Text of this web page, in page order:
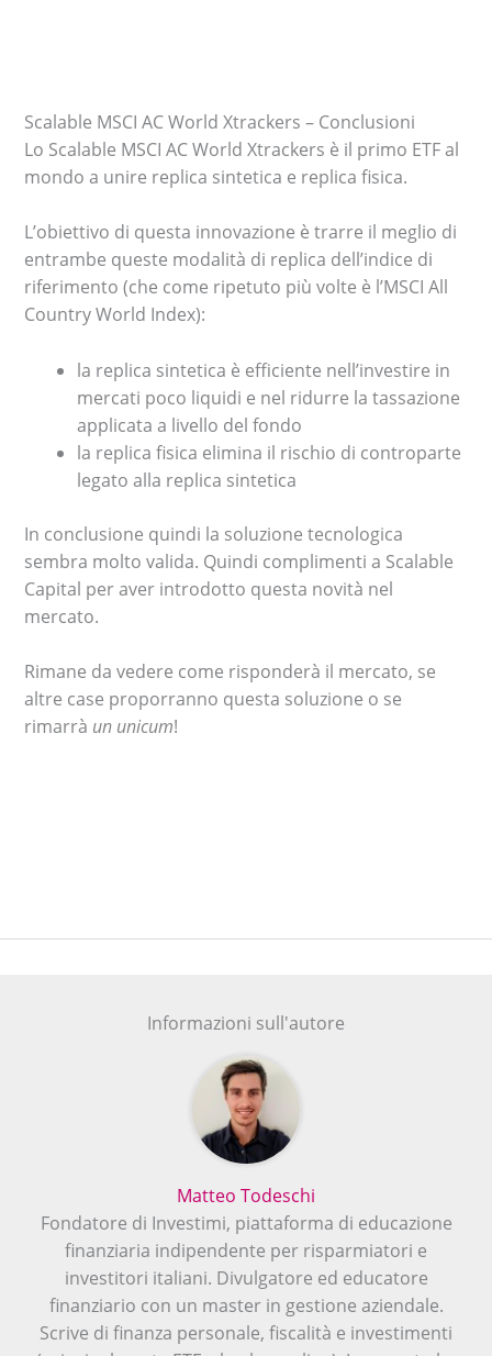
Scalable MSCI AC World Xtrackers – Conclusioni
Lo Scalable MSCI AC World Xtrackers è il primo ETF al
mondo a unire replica sintetica e replica fisica.
L’obiettivo di questa innovazione è trarre il meglio di
entrambe queste modalità di replica dell’indice di
riferimento (che come ripetuto più volte è l’MSCI All
Country World Index):
la replica sintetica è efficiente nell’investire in
mercati poco liquidi e nel ridurre la tassazione
applicata a livello del fondo
la replica fisica elimina il rischio di controparte
legato alla replica sintetica
In conclusione quindi la soluzione tecnologica
sembra molto valida. Quindi complimenti a Scalable
Capital per aver introdotto questa novità nel
mercato.
Rimane da vedere come risponderà il mercato, se
altre case proporranno questa soluzione o se
rimarrà un unicum!
Informazioni sull'autore
Matteo Todeschi
Fondatore di Investimi, piattaforma di educazione
finanziaria indipendente per risparmiatori e
investitori italiani. Divulgatore ed educatore
finanziario con un master in gestione aziendale.
Scrive di finanza personale, fiscalità e investimenti